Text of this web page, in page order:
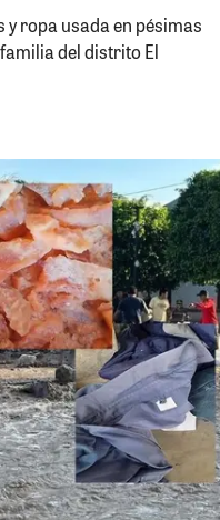
y ropa usada en pésimas
del distrito El